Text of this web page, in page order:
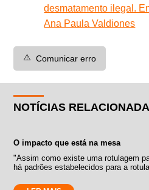
desmatamento ilegal.
Ana Paula Valdiones
⚠️ Comunicar erro
NOTÍCIAS
O impacto que está na mesa
"Assim como existe uma rotulagem
há padrões estabelecidos para a